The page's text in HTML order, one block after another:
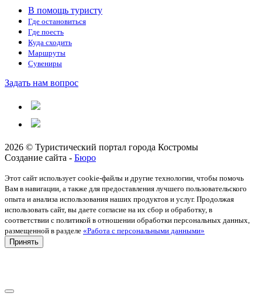
В помощь туристу
Где остановиться
Где поесть
Куда сходить
Маршруты
Сувениры
Задать нам вопрос
2026 © Туристический портал города Костромы
Создание сайта - Бюро
Этот сайт использует cookie-файлы и другие технологии, чтобы помочь
Вам в навигации, а также для предоставления лучшего пользовательского
опыта и анализа использования наших продуктов и услуг. Продолжая
использовать сайт, вы даете согласие на их сбор и обработку, в
соответствии с политикой в отношении обработки персональных данных,
размещенной в разделе «Работа с персональными данными»
Принять